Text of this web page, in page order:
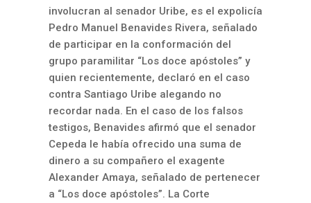
involucran al senador Uribe, es el expolicía
Pedro Manuel Benavides Rivera, señalado
de participar en la conformación del
grupo paramilitar “Los doce apóstoles” y
quien recientemente, declaró en el caso
contra Santiago Uribe alegando no
recordar nada. En el caso de los falsos
testigos, Benavides afirmó que el senador
Cepeda le había ofrecido una suma de
dinero a su compañero el exagente
Alexander Amaya, señalado de pertenecer
a “Los doce apóstoles”. La Corte